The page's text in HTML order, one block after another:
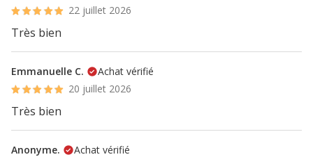
22 juillet 2026
Très bien
Emmanuelle C.
Achat vérifié
20 juillet 2026
Très bien
Anonyme.
Achat vérifié